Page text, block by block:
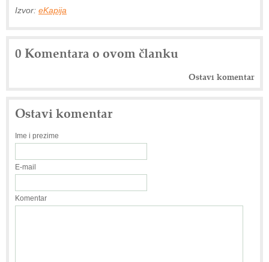
Izvor: eKapija
0 Komentara o ovom članku
Ostavi komentar
Ostavi komentar
Ime i prezime
E-mail
Komentar